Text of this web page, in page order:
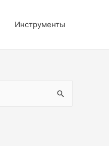
Инструменты